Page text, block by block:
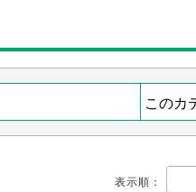
表示順 ：